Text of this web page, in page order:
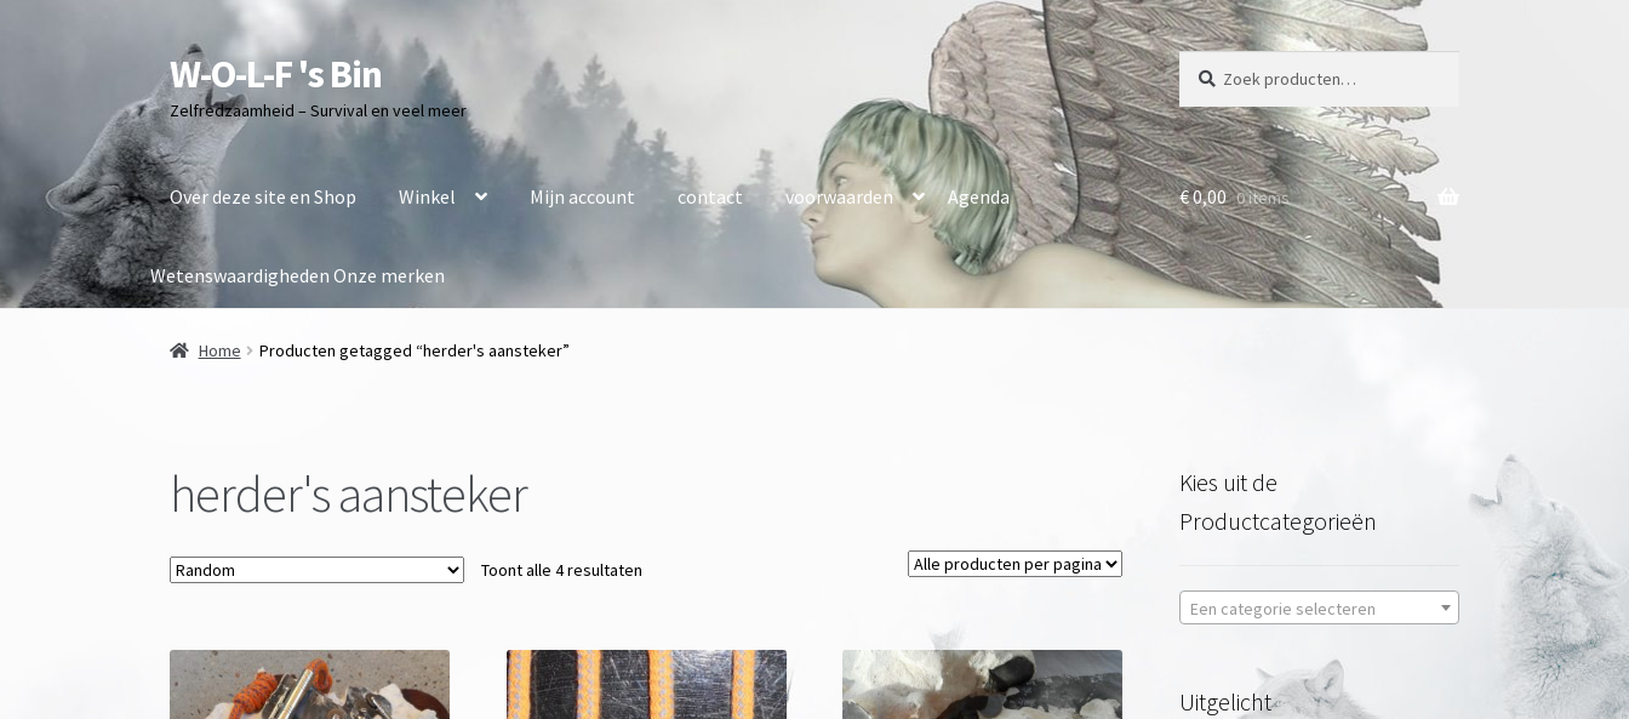
Ga
door
naar
navigatie
Ga
naar
de
inhoud
W-O-L-F 's Bin
Zelfredzaamheid – Survival en veel meer
Zoeken
naar:
Zoeken
Over deze site en Shop Winkel Mijn account contact voorwaarden Agenda
Wetenswaardigheden Onze merken
€0,00 0 items
Home Producten getagged “herder's aansteker”
herder's aansteker
Toont alle 4 resultaten
Kies uit de
Productcategorieën
Een categorie selecteren
Uitgelicht